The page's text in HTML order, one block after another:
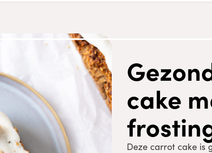
cake
Deze carrot cake is